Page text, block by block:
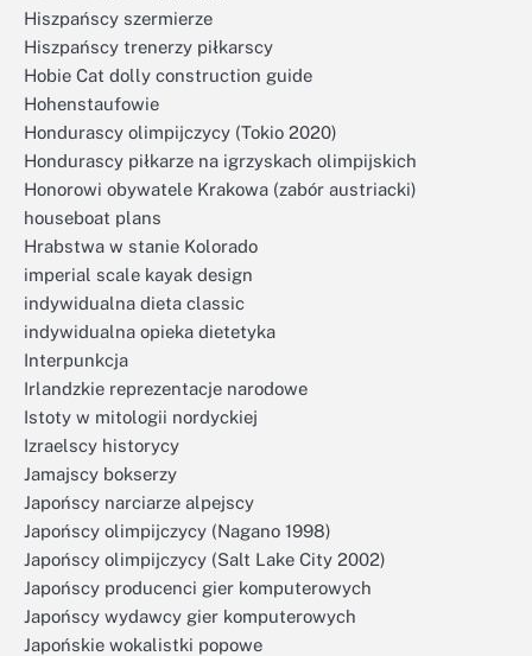
Hiszpańscy szermierze
Hiszpańscy trenerzy piłkarscy
Hobie Cat dolly construction guide
Hohenstaufowie
Hondurascy olimpijczycy (Tokio 2020)
Hondurascy piłkarze na igrzyskach olimpijskich
Honorowi obywatele Krakowa (zabór austriacki)
houseboat plans
Hrabstwa w stanie Kolorado
imperial scale kayak design
indywidualna dieta classic
indywidualna opieka dietetyka
Interpunkcja
Irlandzkie reprezentacje narodowe
Istoty w mitologii nordyckiej
Izraelscy historycy
Jamajscy bokserzy
Japońscy narciarze alpejscy
Japońscy olimpijczycy (Nagano 1998)
Japońscy olimpijczycy (Salt Lake City 2002)
Japońscy producenci gier komputerowych
Japońscy wydawcy gier komputerowych
Japońskie wokalistki popowe